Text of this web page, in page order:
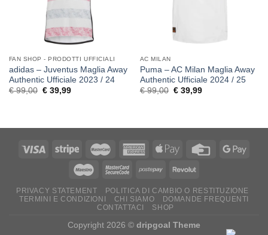
FAN SHOP - PRODOTTI UFFICIALI
adidas – Juventus Maglia Away
Authentic Ufficiale 2023 / 24
€99,00 Original
€39,99Current
AC MILAN
Puma – AC Milan Maglia Away
Authentic Ufficiale 2024 / 25
€99,00 Original
€39,99Current
PRIVACY STATEMENT
POLITICA DI CAMBIO O RESTITUZIONE
TERMINI E CONDIZIONI
CHI SIAMO
DOMANDE FREQUENTI
CONTATTACI
SHOP
Copyright 2026 © dripgoal Theme